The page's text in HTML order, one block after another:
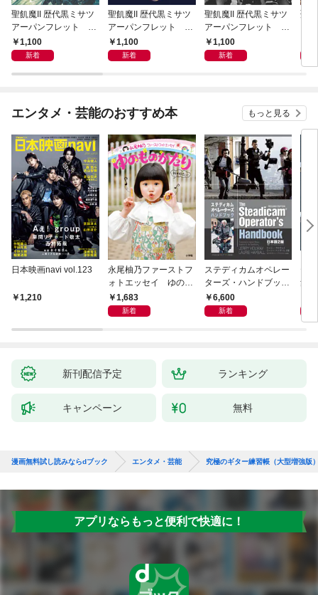
聖飢魔II 歴代黒ミサツ
アーパンフレット Th
e 35++th Anniversary
TENACIOUS GREAT
(D.C.24／2022)
1,100
新着
聖飢魔II 歴代黒ミサツ
アーパンフレット VI
DEO & MUTANT “LIV
E” BLACK MASS TOU
1,100
新着
聖飢魔II 歴代黒ミサツ
アーパンフレット Th
e 35++th Anniversary
TENACIOUS GREAT
1,100
新着
聖
別
エンタメ・芸能のおすすめ本 もっと見る
日本映画navi vol.123
1,210
永尾柚乃ファーストフ
ォトエッセイ ゆのも
のがたり
1,683
新着
ステディカムオペレー
ターズ・ハンドブック
日本語版 電子版 第２
版
6,600
新着
集
ウ
【
新刊配信予定 ランキング
キャンペーン 無料
漫画無料試し読みならdブック エンタメ・芸能 究極のギター練習帳（大型増強版
アプリならもっと便利で快適に！